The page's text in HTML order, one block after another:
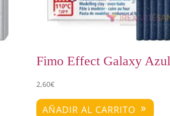
Fimo Effect Galaxy Azul
2,60€
AÑADIR AL CARRITO